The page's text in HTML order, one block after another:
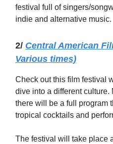
festival full of singers/
indie and alternative music.
2/ Central American
Various times)
Check out this film festival
dive into a different culture.
there will be a full program
tropical cocktails and
The festival will take place